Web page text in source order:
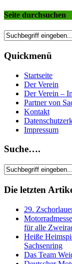
Seite durchsuchen
Quickmenü
Startseite
Der Verein
Der Verein –
Partner von
Kontakt
Impressum
Suche….
Die letzten
29.
für alle
Heiße
Sachsenring
Das Team